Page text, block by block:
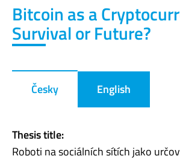
Bitcoin as a
Survival or Future?
Česky English
Thesis title:
Roboti na sociálních sítích jako